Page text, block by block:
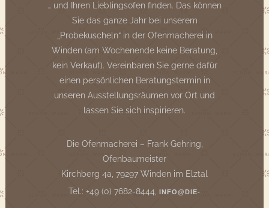
… und Ihren Lieblingsofen finden. Das können
Sie das ganze Jahr bei unserem
„Probekuscheln“ in der Ofenmacherei in
Winden (am Wochenende keine Beratung,
kein Verkauf). Vereinbaren Sie gerne dafür
einen persönlichen Beratungstermin in
unseren Ausstellungsräumen vor Ort und
lassen Sie sich inspirieren.
Die Ofenmacherei – Frank Gehring,
Ofenbaumeister
Kirchberg 4a, 79297 Winden im Elztal
Tel.: +49 (0) 7682-8444,
INFO@DIE-